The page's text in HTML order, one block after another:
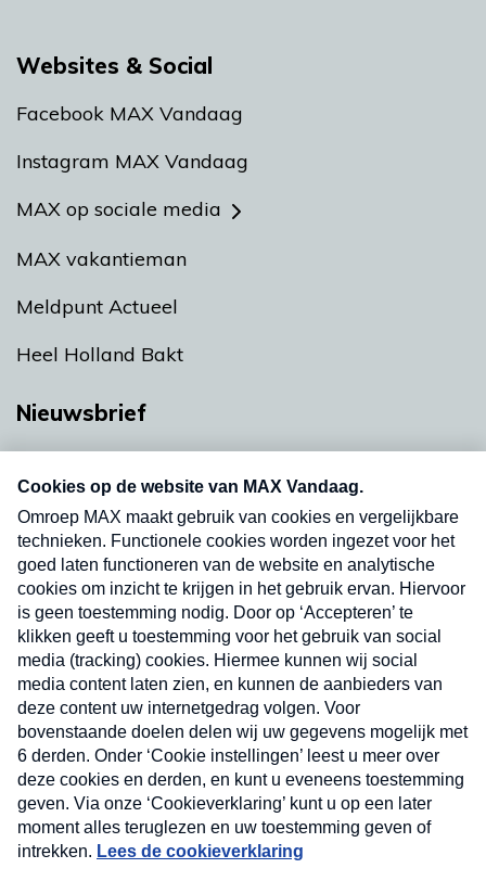
Websites & Social
Facebook MAX Vandaag
Instagram MAX Vandaag
MAX op sociale media
MAX vakantieman
Meldpunt Actueel
Heel Holland Bakt
Nieuwsbrief
Neem hier een gratis abonnement op onze
nieuwsbrief. Elke vrijdag- en dinsdagochtend in
uw mailbox.
Verzend
Nieuwsbrief
Neem hier een gratis abonnement op onze
nieuwsbrief. Elke vrijdag- en dinsdagochtend in uw